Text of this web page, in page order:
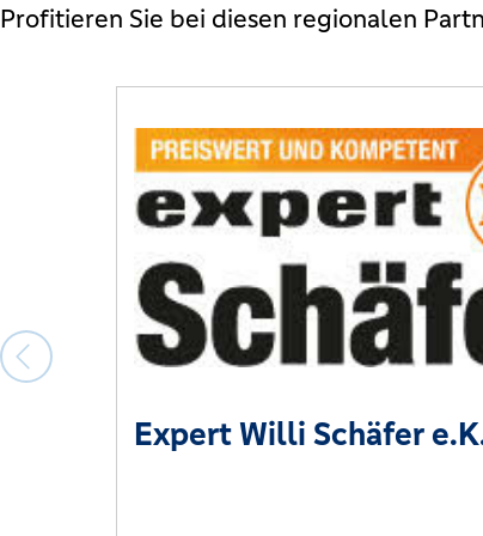
Profitieren Sie bei diesen regionalen
Expert Willi Schäfer